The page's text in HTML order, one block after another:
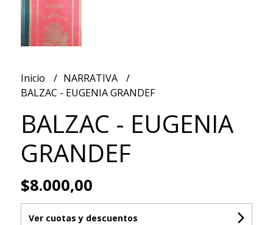
Inicio
NARRATIVA
BALZAC - EUGENIA GRANDEF
BALZAC - EUGENIA
GRANDEF
$8.000,00
Ver cuotas y descuentos